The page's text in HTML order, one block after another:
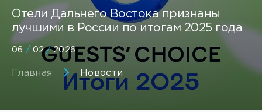
Отели Дальнего Востока признаны
лучшими в России по итогам 2025 года
06 / 02/2026
Главная Новости